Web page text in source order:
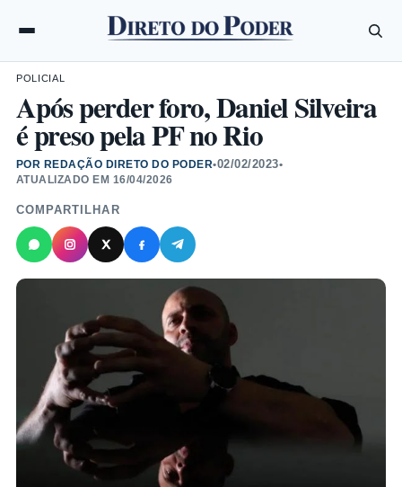
POLICIAL
Após perder foro, Daniel Silveira
é preso pela PF no Rio
POR REDAÇÃO DIRETO DO PODER•02/02/2023•
ATUALIZADO EM 16/04/2026
COMPARTILHAR